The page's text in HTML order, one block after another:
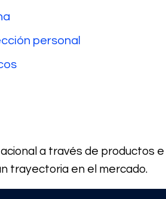
personal
a través de productos e
trayectoria en el mercado.